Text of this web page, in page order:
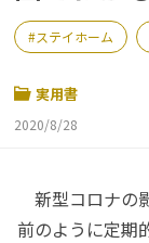
ステイホーム
実用書
2020/8/28
新型コロナの
前のように定期